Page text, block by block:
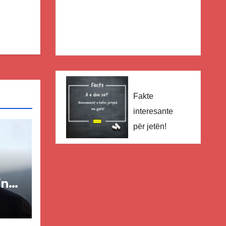
Fakte
interesante
për jetën!